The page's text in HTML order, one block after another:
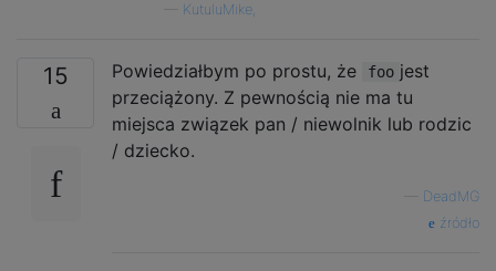
KutuluMike,
15 Powiedziałbym po prostu, że foo jest
przeciążony. Z pewnością nie ma tu
miejsca związek pan / niewolnik lub rodzic
/ dziecko.
DeadMG
źródło